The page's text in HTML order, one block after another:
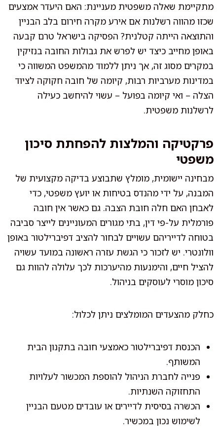
מתקיימת שאלה משפטית מעניינת: האם היעדר אמצעים
שכזו מהווה רשלנות אם אירע מקרה חירום בלב הבניין
והתוצאה הייתה קטלנית? הפסיקה בישראל טרם קבעה
באופן מחייב כיצד יש לפרש את גבולות החובה בנזיקין
במקרים מסוג זה, אך ניתן ללמוד מהמשפט המשווה כי
במדינות מערביות רבות, קיומה של חובה חקוקה לציוד
הצלה – ואי קיומה בפועל – עשוי להיחשב כעילה
לרשלנות משפטית.
פרקטיקה והמלצות להפחתת סיכון
משפטי
מבחינה יישומית, מומלץ שתבוצע בדיקה מקצועית של
המבנה, על ידי מהנדס בטיחות או יועץ משפטי, כדי
לאבחן האם חלה חובת הצבה. גם כאשר אין חובה
פורמלית על-פי דין, בתי מגורים המעוניינים לייצר סביבה
בטוחה לדייריהם עשויים לבחור להציב דפיברילטור באופן
וולונטרי. יש לזכור כי הגשת עזרה ראשונה במועד עשויה
להציל חיים, והימנעות מהיערכות לכך עלולה להוות גם
סיכון מוסרי לעוסקים בניהול.
כחלק מהצעדים המומלצים ניתן לכלול:
הכנסת דפיברילטור כאמצעי חובה בתקנון הבית
המשותף.
פנייה לחברת הניהול להוספת המכשור לעלויות
התחזוקה השנתיות.
הכשרה בסיסית לדיירים או עובדים מטעם הבניין
לשימוש נכון במכשיר.